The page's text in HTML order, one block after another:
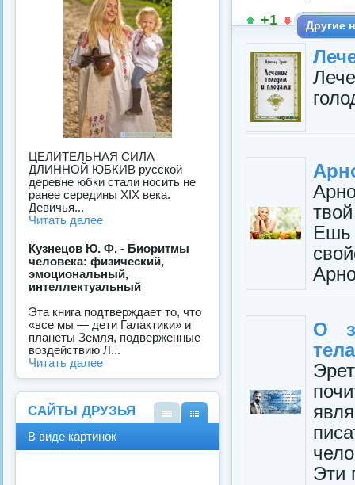
+1 Другие
О
Эти
ЦЕЛИТЕЛЬНАЯ СИЛА
ДЛИННОЙ ЮБКИВ русской
деревне юбки стали носить не
ранее середины XIX века.
Девичья...
Читать далее
Кузнецов Ю. Ф. - Биоритмы
человека: физический,
эмоциональный,
интеллектуальный
Эта книга подтверждает то, что
«все мы — дети Галактики» и
планеты Земля, подверженные
воздействию Л...
Читать далее
САЙТЫ ДРУЗЬЯ
В виде картинок